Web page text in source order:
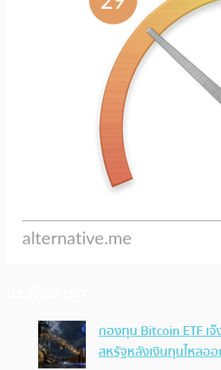
กองทุน Bitcoin ETF เจ๊
สหรัฐหลังเงินทุนไหลอ